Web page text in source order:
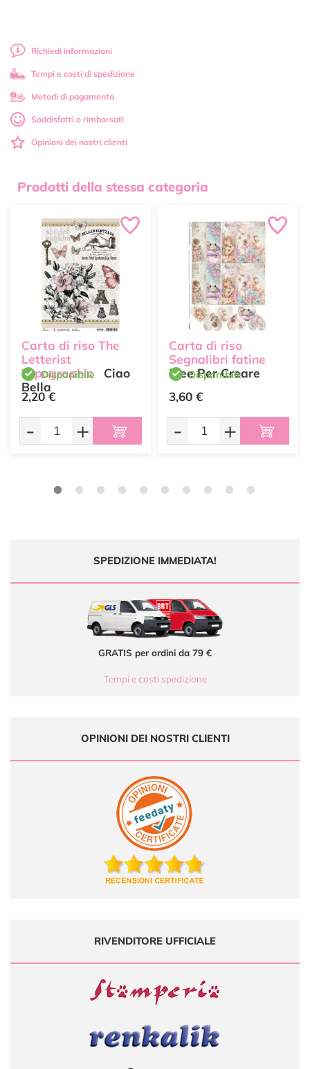
Richiedi informazioni
Tempi e costi di spedizione
Metodi di pagamento
Soddisfatti o rimborsati
Opinioni dei nostri clienti
Prodotti della stessa categoria
Carta di riso The
Letterist
Typographic
Ciao
Bella
Disponibile
2,20 €
- +
Carta di riso
Segnalibri fatine
Idee Per Creare
Disponibile
3,60 €
- +
SPEDIZIONE IMMEDIATA!
GRATIS per ordini da 79 €
Tempi e costi spedizione
OPINIONI DEI NOSTRI CLIENTI
RIVENDITORE UFFICIALE